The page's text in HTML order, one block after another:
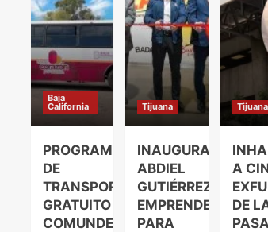
Baja
California
PROGRAMA
DE
TRANSPORTE
GRATUITO
COMUNDER
Tijuana
INAUGURA
ABDIEL
GUTIÉRREZ
EMPRENDELAND
PARA
Tijuana
A
DE